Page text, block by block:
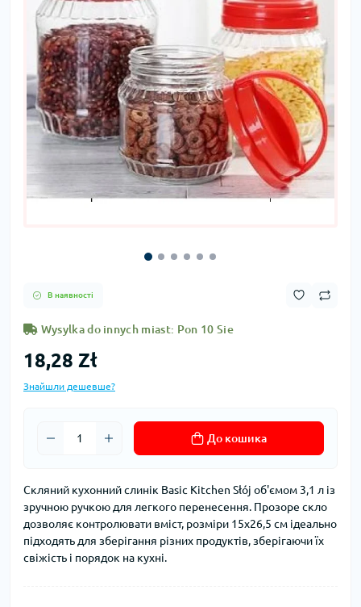
В наявності
Wysylka do innych miast: Pon 10 Sie
18,28 Zł
Знайшли дешевше?
До кошика
Скляний кухонний слинік Basic Kitchen Słój об'ємом 3,1 л із
зручною ручкою для легкого перенесення. Прозоре скло
дозволяє контролювати вміст, розміри 15х26,5 см ідеально
підходять для зберігання різних продуктів, зберігаючи їх
свіжість і порядок на кухні.